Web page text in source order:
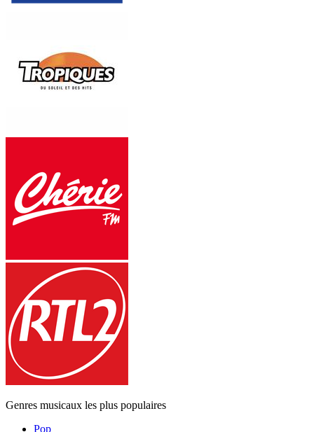
Genres musicaux les plus populaires
Pop